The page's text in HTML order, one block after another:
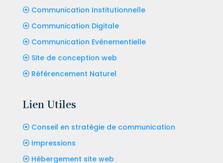
Communication Institutionnelle
Communication Digitale
Communication Evénementielle
Site de conception web
Référencement Naturel
Lien Utiles
Conseil en stratégie de communication
Impressions
Hébergement site web